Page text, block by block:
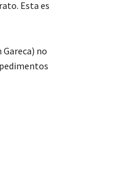
Esta es
no